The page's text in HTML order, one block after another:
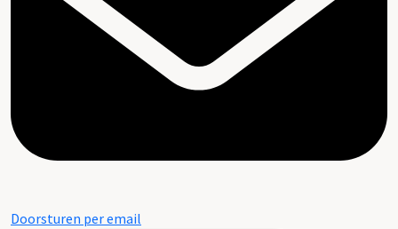
Doorsturen per email